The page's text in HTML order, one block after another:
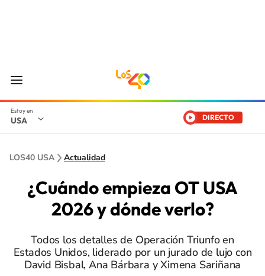
USA DIRECTO
LOS40 USA Actualidad
¿Cuándo empieza OT USA
2026 y dónde verlo?
Todos los detalles de Operación Triunfo en
Estados Unidos, liderado por un jurado de lujo con
David Bisbal, Ana Bárbara y Ximena Sariñana